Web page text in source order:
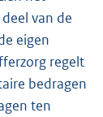
van de
eigen
regelt
bedragen
ten